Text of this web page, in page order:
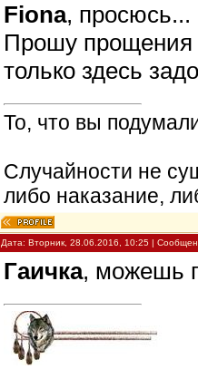
Fiona, просюсь...
Прошу прощения
только здесь
То, что вы
Случайности не
либо наказание,
Дата: Вторник, 28.06.2016, 10:25 |
Гаичка, можешь